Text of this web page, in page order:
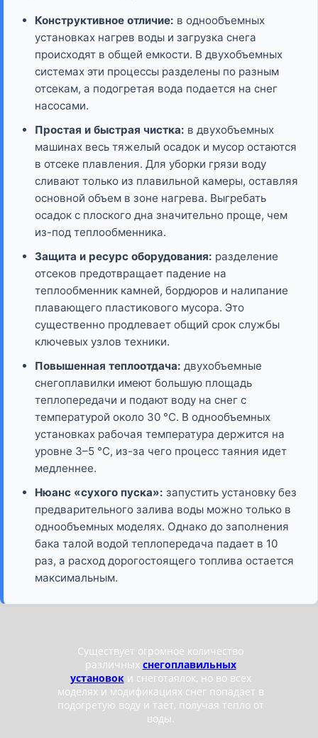
Конструктивное отличие: в однообъемных
установках нагрев воды и загрузка снега
происходят в общей емкости. В двухобъемных
системах эти процессы разделены по разным
отсекам, а подогретая вода подается на снег
насосами.
Простая и быстрая чистка: в двухобъемных
машинах весь тяжелый осадок и мусор остаются
в отсеке плавления. Для уборки грязи воду
сливают только из плавильной камеры, оставляя
основной объем в зоне нагрева. Выгребать
осадок с плоского дна значительно проще, чем
из-под теплообменника.
Защита и ресурс оборудования: разделение
отсеков предотвращает падение на
теплообменник камней, бордюров и налипание
плавающего пластикового мусора. Это
существенно продлевает общий срок службы
ключевых узлов техники.
Повышенная теплоотдача: двухобъемные
снегоплавилки имеют большую площадь
теплопередачи и подают воду на снег с
температурой около 30 °C. В однообъемных
установках рабочая температура держится на
уровне 3–5 °C, из-за чего процесс таяния идет
медленнее.
Нюанс «сухого пуска»: запустить установку без
предварительного залива воды можно только в
однообъемных моделях. Однако до заполнения
бака талой водой теплопередача падает в 10
раз, а расход дорогостоящего топлива остается
максимальным.
Существует огромное количество
различных снегоплавильных
установоки снеготаялок, но во всех
моделях и модификациях снег попадает в
подогретую воду и тает, получая тепло от
воды.